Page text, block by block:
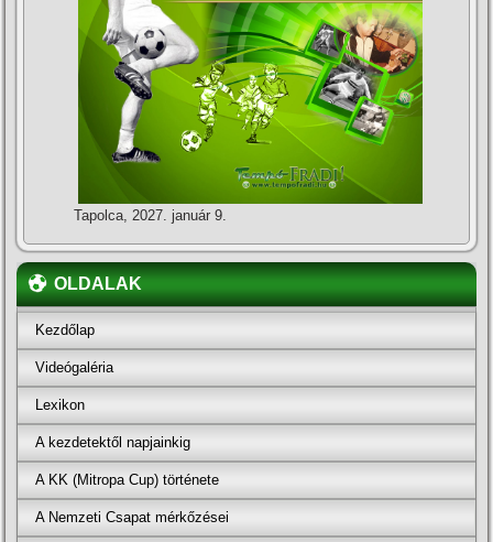
Tapolca, 2027. január 9.
OLDALAK
Kezdőlap
Videógaléria
Lexikon
A kezdetektől napjainkig
A KK (Mitropa Cup) története
A Nemzeti Csapat mérkőzései